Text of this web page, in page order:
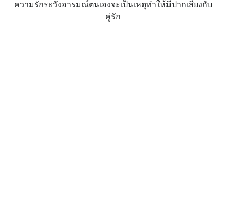
ความรักระวังอารมณ์ตนเองจะเป็นเหตุทำให้มีปากเสียงกับ
คู่รัก